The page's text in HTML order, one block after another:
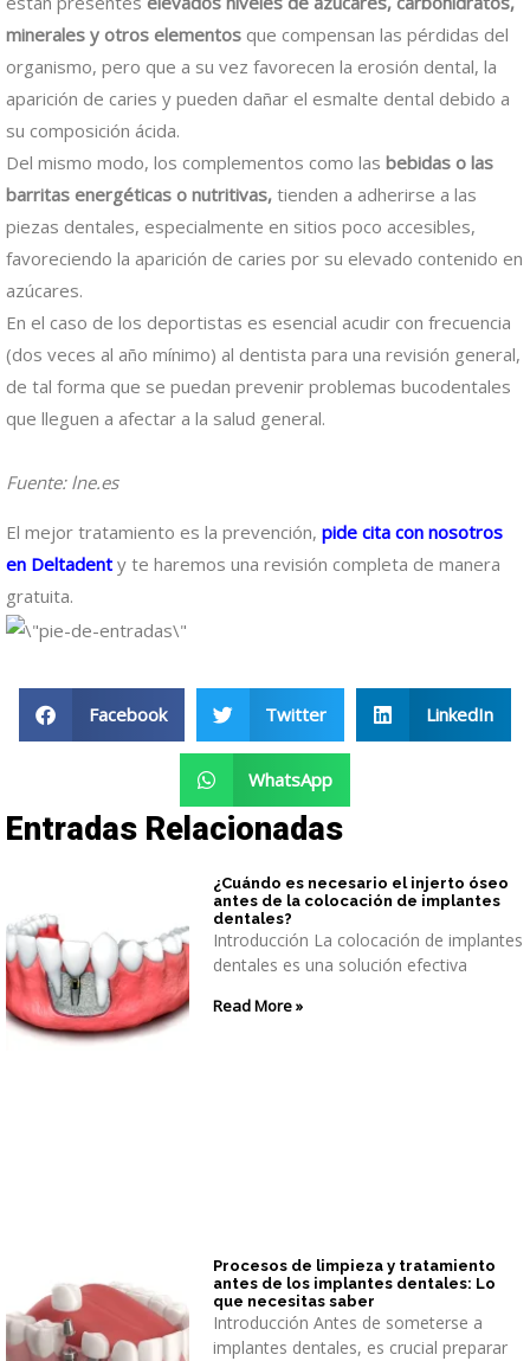
minerales y otros elementos que compensan las pérdidas del
organismo, pero que a su vez favorecen la erosión dental, la
aparición de caries y pueden dañar el esmalte dental debido a
su composición ácida.
Del mismo modo, los complementos como las bebidas o las
barritas energéticas o nutritivas, tienden a adherirse a las
piezas dentales, especialmente en sitios poco accesibles,
favoreciendo la aparición de caries por su elevado contenido en
azúcares.
En el caso de los deportistas es esencial acudir con frecuencia
(dos veces al año mínimo) al dentista para una revisión general,
de tal forma que se puedan prevenir problemas bucodentales
que lleguen a afectar a la salud general.
Fuente: lne.es
El mejor tratamiento es la prevención, pide cita con nosotros
en Deltadent y te haremos una revisión completa de manera
gratuita.
Facebook Twitter LinkedIn
WhatsApp
Entradas Relacionadas
¿Cuándo es necesario el injerto óseo
antes de la colocación de implantes
dentales?
Introducción La colocación de implantes
dentales es una solución efectiva
Read More »
Procesos de limpieza y tratamiento
antes de los implantes dentales: Lo
que necesitas saber
Introducción Antes de someterse a
implantes dentales, es crucial preparar